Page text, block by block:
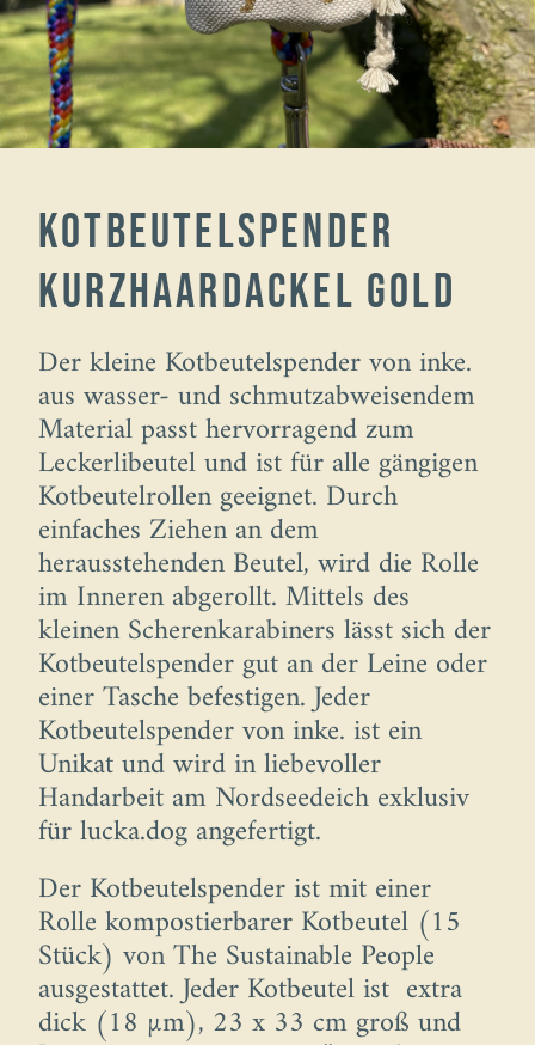
Kotbeutelspender
Kurzhaardackel Gold
Der kleine Kotbeutelspender von inke.
aus wasser- und schmutzabweisendem
Material passt hervorragend zum
Leckerlibeutel und ist für alle gängigen
Kotbeutelrollen geeignet. Durch
einfaches Ziehen an dem
herausstehenden Beutel, wird die Rolle
im Inneren abgerollt. Mittels des
kleinen Scherenkarabiners lässt sich der
Kotbeutelspender gut an der Leine oder
einer Tasche befestigen. Jeder
Kotbeutelspender von inke. ist ein
Unikat und wird in liebevoller
Handarbeit am Nordseedeich exklusiv
für lucka.dog angefertigt.
Der Kotbeutelspender ist mit einer
Rolle kompostierbarer Kotbeutel (15
Stück) von The Sustainable People
ausgestattet. Jeder Kotbeutel ist extra
dick (18 µm), 23 x 33 cm groß und